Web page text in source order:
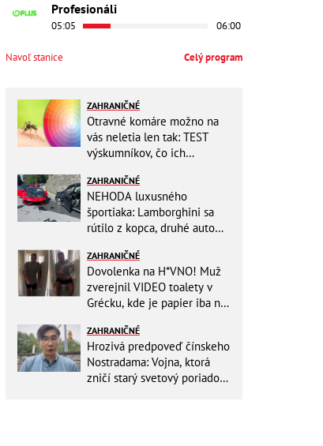
Profesionáli
05:05 06:00
Navoľ stanice Celý program
ZAHRANIČNÉ
Otravné komáre možno na
vás neletia len tak: TEST
výskumníkov, čo ich
ZAHRANIČNÉ
NEHODA luxusného
športiaka: Lamborghini sa
rútilo z kopca, druhé auto
horšie
ZAHRANIČNÉ
Dovolenka na H*VNO! Muž
zverejnil VIDEO toalety v
Grécku, kde je papier iba na
do kuchyne
ZAHRANIČNÉ
Hrozivá predpoveď čínskeho
Nostradama: Vojna, ktorá
zničí starý svetový poriadok!